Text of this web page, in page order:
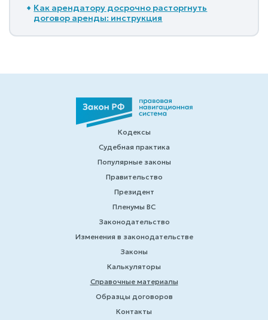
Как арендатору досрочно расторгнуть
договор аренды: инструкция
Кодексы
Судебная практика
Популярные законы
Правительство
Президент
Пленумы ВС
Законодательство
Изменения в законодательстве
Законы
Калькуляторы
Справочные материалы
Образцы договоров
Контакты